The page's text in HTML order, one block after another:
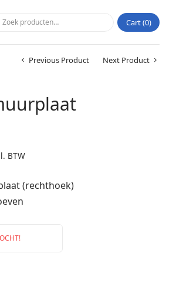
Cart 0
Previous Product Next Product
BTW
(rechthoek)